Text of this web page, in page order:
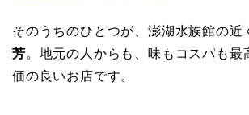
そのうちのひとつが、澎湖水族館の近
芳。地元の人からも、味もコスパも最
価の良いお店です。